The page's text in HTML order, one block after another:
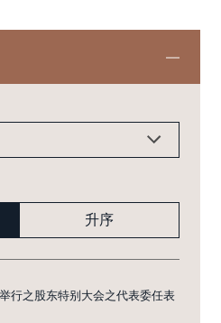
升序
行之股东特别大会之代表委任表